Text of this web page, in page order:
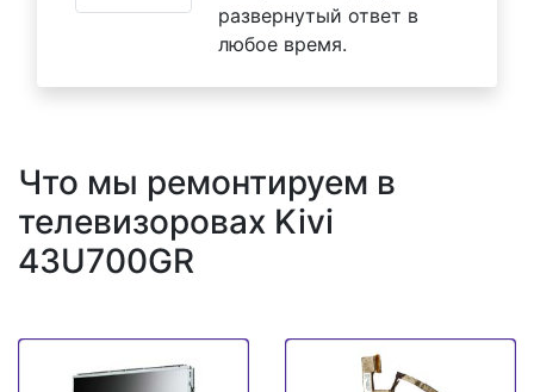
развернутый ответ в
любое время.
Что мы ремонтируем в
телевизоровах Kivi
43U700GR